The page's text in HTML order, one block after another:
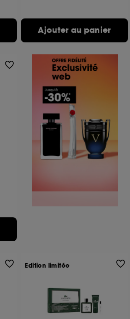
Ajouter au panier
Edition limitée